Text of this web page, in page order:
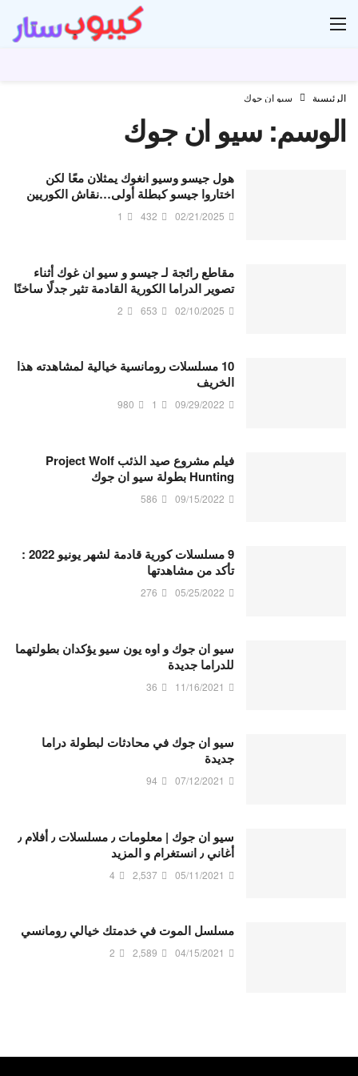
الرئيسية سيو ان جوك
الوسم:سيو ان جوك
هول جيسو وسيو انغوك يمثلان معًا لكن
اختاروا جيسو كبطلة أولى…نقاش الكوريين
02/21/2025
432
1
مقاطع رائجة لـ جيسو و سيو ان غوك أثناء
تصوير الدراما الكورية القادمة تثير جدلًا ساخنًا
02/10/2025
653
2
10 مسلسلات رومانسية خيالية لمشاهدته هذا
الخريف
09/29/2022
1
980
فيلم مشروع صيد الذئب Project Wolf
Hunting بطولة سيو ان جوك
09/15/2022
586
9 مسلسلات كورية قادمة لشهر يونيو 2022 :
تأكد من مشاهدتها
05/25/2022
276
سيو ان جوك و اوه يون سيو يؤكدان بطولتهما
للدراما جديدة
11/16/2021
36
سيو ان جوك في محادثات لبطولة دراما
جديدة
07/12/2021
94
سيو ان جوك | معلومات ٫ مسلسلات ٫ أفلام ٫
أغاني ٫ انستغرام و المزيد
05/11/2021
2,537
4
مسلسل الموت في خدمتك خيالي رومانسي
04/15/2021
2,589
2